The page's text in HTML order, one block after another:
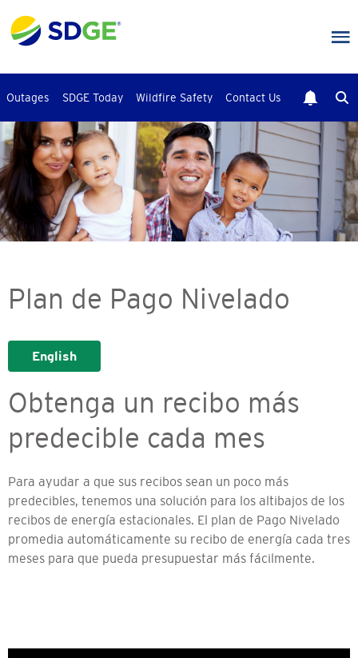
to
main
Outages SDGE Today Wildfire Safety Contact Us
Plan de Pago Nivelado
English
Obtenga un recibo más
predecible cada mes
Para ayudar a que sus recibos sean un poco más
predecibles, tenemos una solución para los altibajos de los
recibos de energía estacionales. El plan de Pago Nivelado
promedia automáticamente su recibo de energía cada tres
meses para que pueda presupuestar más fácilmente.